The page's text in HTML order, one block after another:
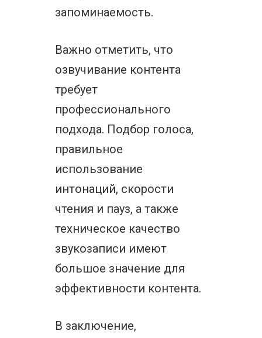
запоминаемость.
Важно отметить, что
озвучивание контента
требует
профессионального
подхода. Подбор голоса,
правильное
использование
интонаций, скорости
чтения и пауз, а также
техническое качество
звукозаписи имеют
большое значение для
эффективности контента.
В заключение,